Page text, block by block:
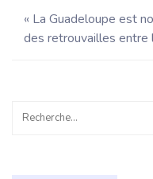
« La Guadeloupe est
des retrouvailles entre